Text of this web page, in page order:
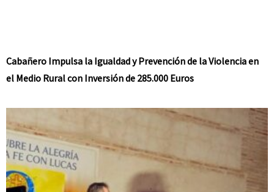
Cabañero Impulsa la Igualdad y Prevención de la Violencia en
el Medio Rural con Inversión de 285.000 Euros